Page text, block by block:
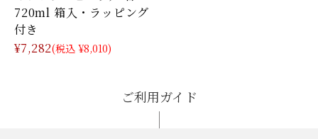
720ml 箱入・ラッピング
付き
¥7,282(税込 ¥8,010)
ご利用ガイド